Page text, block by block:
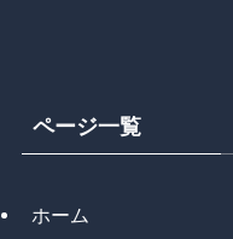
ページ一覧
ホーム